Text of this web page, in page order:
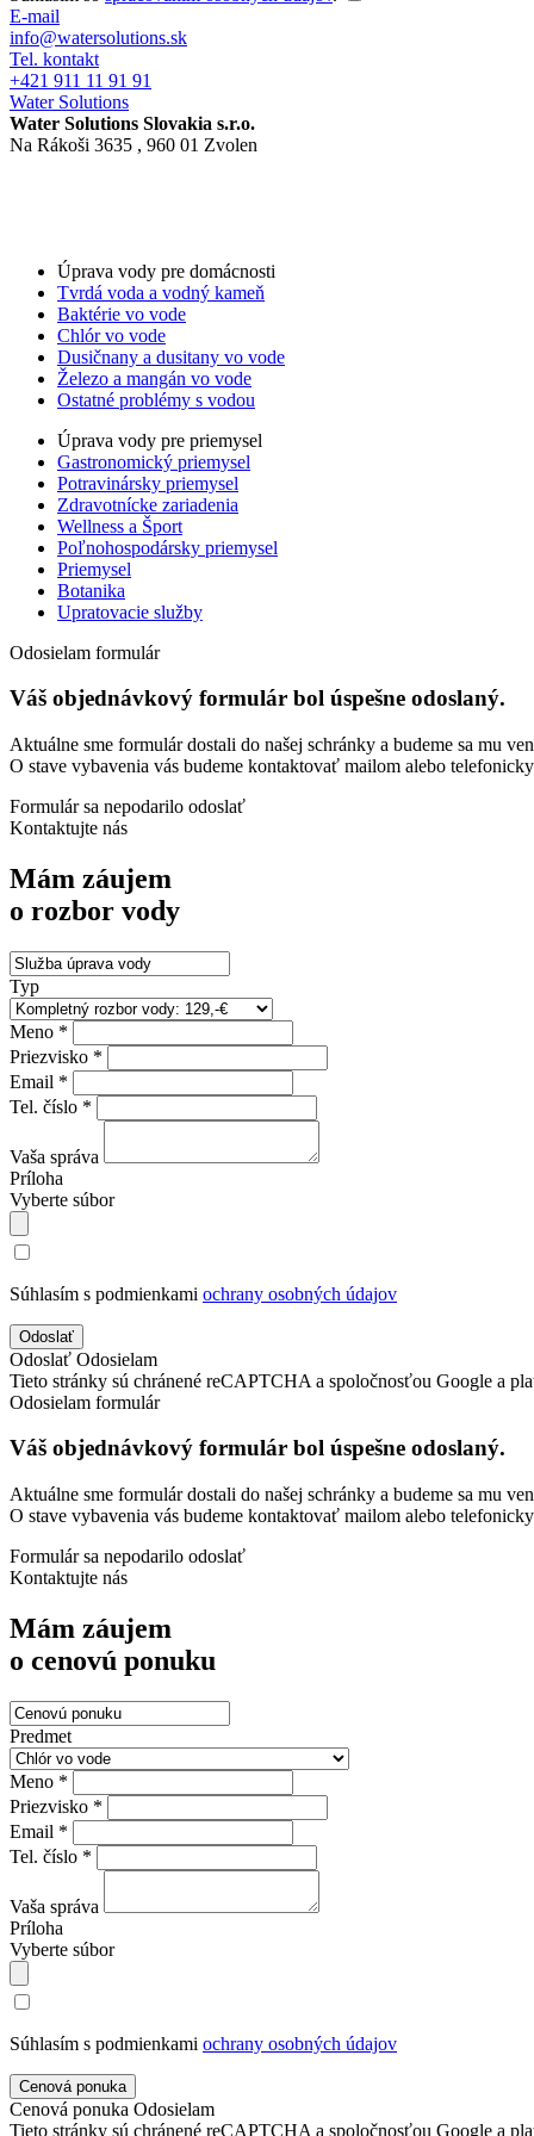
E-mail
info@watersolutions.sk
Tel. kontakt
+421 911 11 91 91
Water Solutions
Water Solutions Slovakia s.r.o.
Na Rákoši 3635 , 960 01 Zvolen
Úprava vody pre domácnosti
Tvrdá voda a vodný kameň
Baktérie vo vode
Chlór vo vode
Dusičnany a dusitany vo vode
Železo a mangán vo vode
Ostatné problémy s vodou
Úprava vody pre priemysel
Gastronomický priemysel
Potravinársky priemysel
Zdravotnícke zariadenia
Wellness a Šport
Poľnohospodársky priemysel
Priemysel
Botanika
Upratovacie služby
Odosielam formulár
Váš objednávkový formulár bol úspešne odoslaný.
Aktuálne sme formulár dostali do našej schránky a budeme sa mu
O stave vybavenia vás budeme kontaktovať mailom alebo
Formulár sa nepodarilo odoslať
Kontaktujte nás
Mám záujem
o rozbor vody
Typ
Meno *
Priezvisko *
Email *
Tel. číslo *
Vaša správa
Príloha
Vyberte súbor
Súhlasím s podmienkami ochrany osobných údajov
Odoslať Odosielam
Tieto stránky sú chránené reCAPTCHA a spoločnosťou Google a
Odosielam formulár
Váš objednávkový formulár bol úspešne odoslaný.
Aktuálne sme formulár dostali do našej schránky a budeme sa mu
O stave vybavenia vás budeme kontaktovať mailom alebo
Formulár sa nepodarilo odoslať
Kontaktujte nás
Mám záujem
o cenovú ponuku
Predmet
Meno *
Priezvisko *
Email *
Tel. číslo *
Vaša správa
Príloha
Vyberte súbor
Súhlasím s podmienkami ochrany osobných údajov
Cenová ponuka Odosielam
Tieto stránky sú chránené reCAPTCHA a spoločnosťou Google a